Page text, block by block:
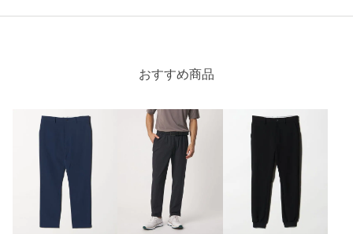
ニックネーム： ともちん
投稿日： 2026年7月26日
購入サイズ：XL
購入カラー：BEIGE
購入商品のサイズ感：
ちょうどよい
夏にモックネックなので暑いかなと思ったが快適です
おすすめ商品